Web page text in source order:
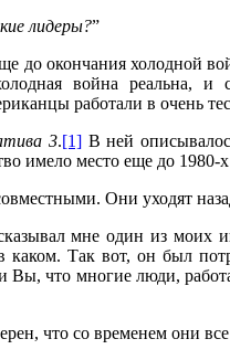
лидеры?”
до окончания холодной
война реальна, и
работали в очень
3.[1]В ней
имело место еще до 1980-
Они уходят
мне один из
в каком. Так вот, он был
Вы, что многие люди,
что со временем они